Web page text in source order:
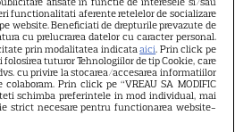
lui Grey”.
Rhimes
totul pentru
functionalitati aferente retelelor de socializare
website. Beneficiati de drepturile prevazute de
cu prelucrarea datelor cu caracter personal.
prin modalitatea indicataaici. Prin click pe
folosirea tuturor Tehnologiilor de tip Cookie, care
cu privire la stocarea/accesarea informatiilor
Prin click pe “VREAU SA MODIFIC
schimba preferintele in mod individual, mai
strict necesare pentru functionarea website-